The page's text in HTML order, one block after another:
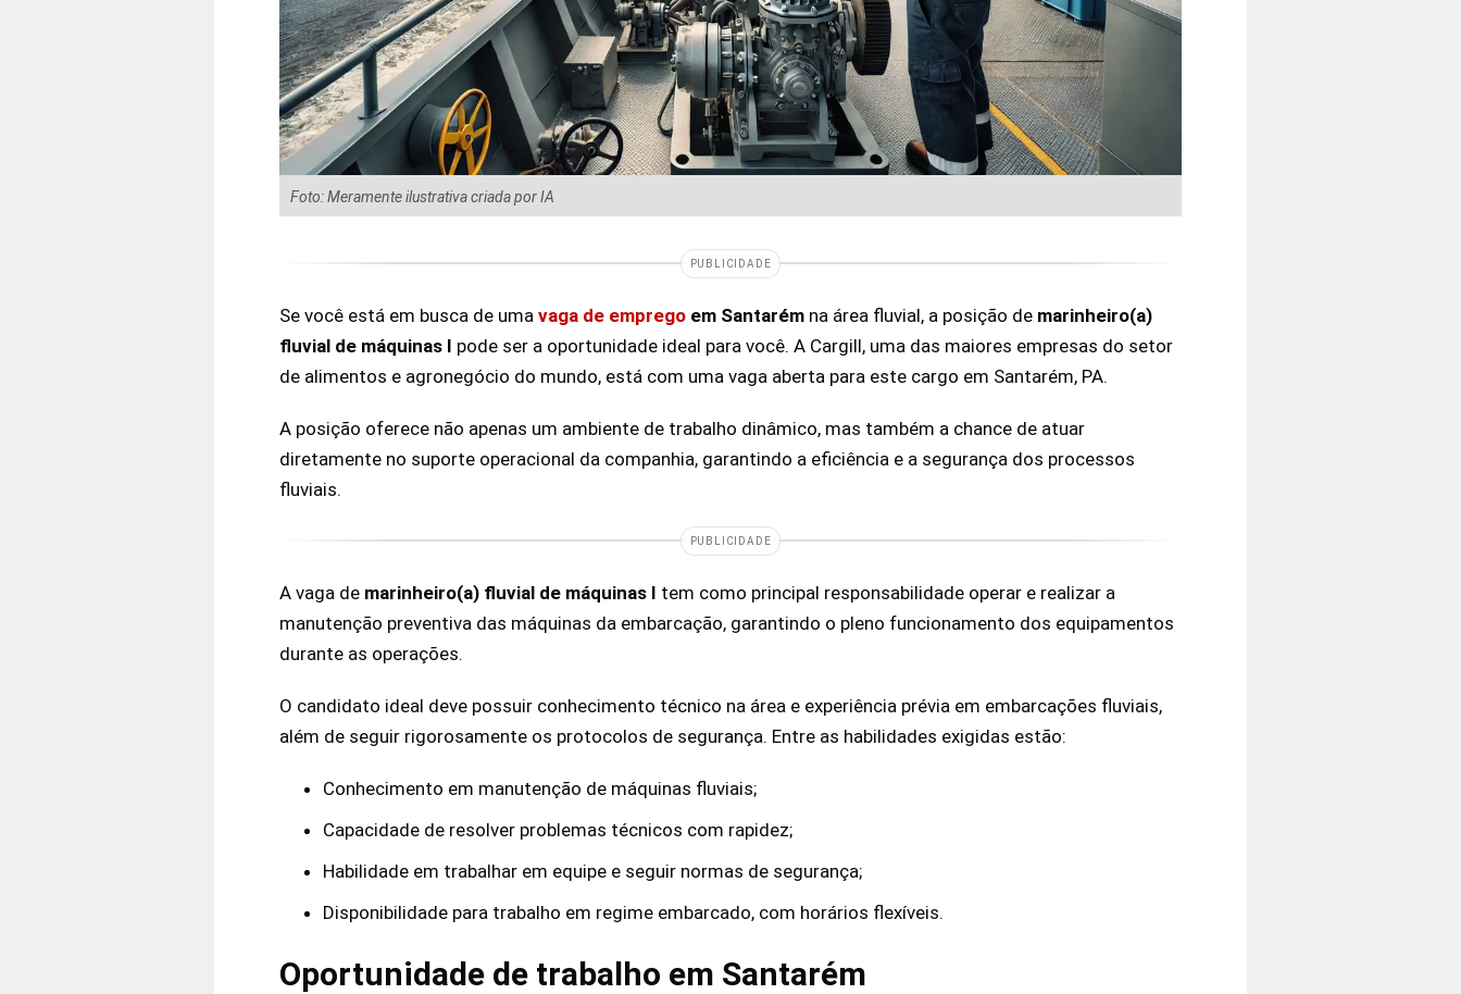
Foto: Meramente ilustrativa criada por IA
PUBLICIDADE
Se você está em busca de uma vaga de emprego em Santarém na área fluvial, a posição de marinheiro(a)
fluvial de máquinas I pode ser a oportunidade ideal para você. A Cargill, uma das maiores empresas do setor
de alimentos e agronegócio do mundo, está com uma vaga aberta para este cargo em Santarém, PA.
A posição oferece não apenas um ambiente de trabalho dinâmico, mas também a chance de atuar
diretamente no suporte operacional da companhia, garantindo a eficiência e a segurança dos processos
fluviais.
PUBLICIDADE
A vaga de marinheiro(a) fluvial de máquinas I tem como principal responsabilidade operar e realizar a
manutenção preventiva das máquinas da embarcação, garantindo o pleno funcionamento dos equipamentos
durante as operações.
O candidato ideal deve possuir conhecimento técnico na área e experiência prévia em embarcações fluviais,
além de seguir rigorosamente os protocolos de segurança. Entre as habilidades exigidas estão:
Conhecimento em manutenção de máquinas fluviais;
Capacidade de resolver problemas técnicos com rapidez;
Habilidade em trabalhar em equipe e seguir normas de segurança;
Disponibilidade para trabalho em regime embarcado, com horários flexíveis.
Oportunidade de trabalho em Santarém